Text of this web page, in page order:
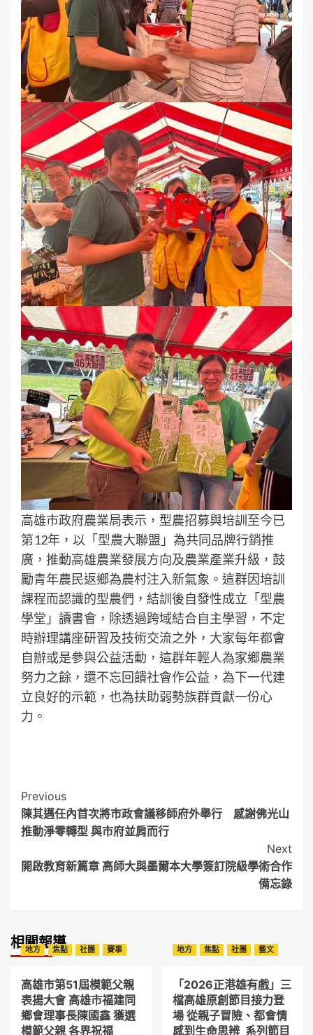
高雄市政府農業局表示，型農招募與培訓至今已
第12年，以「型農大聯盟」為共同品牌行銷推
廣，推動高雄農業發展方向及農業產業升級，鼓
勵青年農民返鄉為農村注入新氣象。這群因培訓
課程而認識的型農們，結訓後自發性成立「型農
學堂」讀書會，除透過跨域結合自主學習，不定
時辦理講座研習及技術交流之外，大家每年都會
自辦或是參與公益活動，這群年輕人為家鄉農業
努力之餘，還不忘回饋社會作公益，為下一代建
立良好的示範，也為扶助弱勢族群貢獻一份心
力。
Post
Navigation
Previous
陳其邁任內首次將市政會議移師府外舉行 感謝佛光山
推動淨零轉型 與市府並肩而行
Next
開啟教育新篇章 高師大與墨爾本大學簽訂院級學術合作
備忘錄
相關報導
地方 焦點 社團 賽事
高雄市第51屆模範父親
表揚大會 高雄市福建同
鄉會理事長陳國鑫 獲選
模範父親 各界祝福
地方 焦點 社團 藝文
「2026正港雄有戲」三
檔高雄原創節目接力登
場 從親子冒險、都會情
感到生命思辨 系列節目